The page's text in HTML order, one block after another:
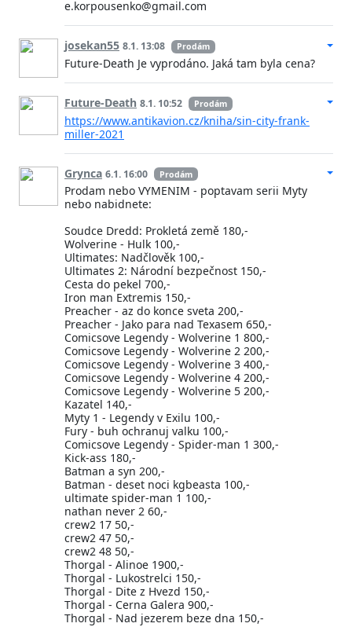
e.korpousenko@gmail.com
josekan55 8.1. 13:08 Prodám
Future-Death Je vyprodáno. Jaká tam byla cena?
Future-Death 8.1. 10:52 Prodám
https://www.antikavion.cz/kniha/sin-city-frank-
miller-2021
Grynca 6.1. 16:00 Prodám
Prodam nebo VYMENIM - poptavam serii Myty
nebo nabidnete:
Soudce Dredd: Prokletá země 180,-
Wolverine - Hulk 100,-
Ultimates: Nadčlověk 100,-
Ultimates 2: Národní bezpečnost 150,-
Cesta do pekel 700,-
Iron man Extremis 150,-
Preacher - az do konce sveta 200,-
Preacher - Jako para nad Texasem 650,-
Comicsove Legendy - Wolverine 1 800,-
Comicsove Legendy - Wolverine 2 200,-
Comicsove Legendy - Wolverine 3 400,-
Comicsove Legendy - Wolverine 4 200,-
Comicsove Legendy - Wolverine 5 200,-
Kazatel 140,-
Myty 1 - Legendy v Exilu 100,-
Fury - buh ochranuj valku 100,-
Comicsove Legendy - Spider-man 1 300,-
Kick-ass 180,-
Batman a syn 200,-
Batman - deset noci kgbeasta 100,-
ultimate spider-man 1 100,-
nathan never 2 60,-
crew2 17 50,-
crew2 47 50,-
crew2 48 50,-
Thorgal - Alinoe 1900,-
Thorgal - Lukostrelci 150,-
Thorgal - Dite z Hvezd 150,-
Thorgal - Cerna Galera 900,-
Thorgal - Nad jezerem beze dna 150,-